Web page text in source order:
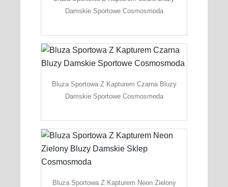
Damskie Sportowe Cosmosmoda
Bluza Sportowa Z Kapturem Czarna Bluzy
Damskie Sportowe Cosmosmoda
Bluza Sportowa Z Kapturem Neon Zielony